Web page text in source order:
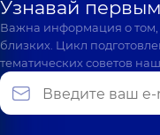
Узнавай первым
Важна информация о том,
близких. Цикл
тематических советов